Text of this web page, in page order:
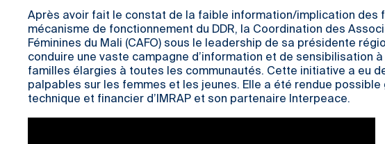
Après avoir fait le constat de la faible information/implication des
mécanisme de fonctionnement du DDR, la Coordination des
Féminines du Mali (CAFO) sous le leadership de sa présidente
conduire une vaste campagne d’information et de sensibilisation à
familles élargies à toutes les communautés. Cette initiative a eu
palpables sur les femmes et les jeunes. Elle a été rendue possible
technique et financier d’IMRAP et son partenaire Interpeace.